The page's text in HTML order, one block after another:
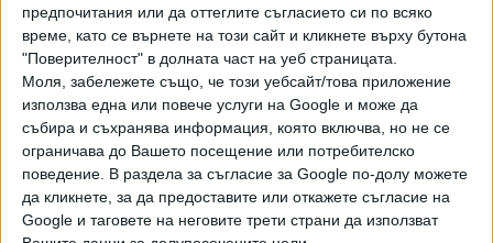
предпочитания или да оттеглите съгласието си по всяко
време, като се върнете на този сайт и кликнете върху бутона
"Поверителност" в долната част на уеб страницата.
Моля, забележете също, че този уебсайт/това приложение
използва една или повече услуги на Google и може да
събира и съхранява информация, която включва, но не се
ограничава до Вашето посещение или потребителско
поведение. В раздела за съгласие за Google по-долу можете
да кликнете, за да предоставите или откажете съгласие на
Google и таговете на неговите трети страни да използват
Двама кандидат-президенти се борят за любовта на
Радев
НАЙ-ЧЕТЕНИ